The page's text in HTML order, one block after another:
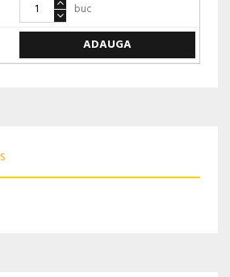
buc
ADAUGA